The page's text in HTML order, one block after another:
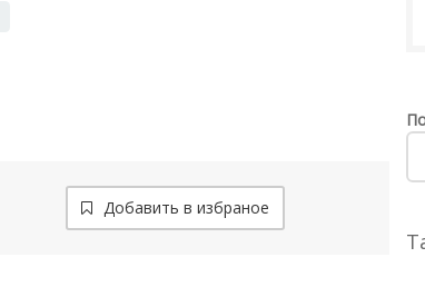
Добавить в избраное